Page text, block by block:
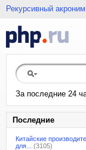
Рекурсивный акроним
За последние 24
Последние
Китайские
для...
(3105)